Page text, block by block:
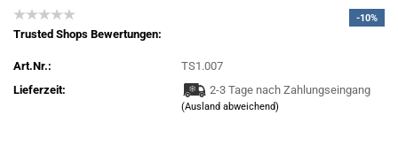
-10%
Trusted Shops Bewertungen:
Art.Nr.:
TS1.007
Lieferzeit:
2-3 Tage nach Zahlungseingang
(Ausland abweichend)